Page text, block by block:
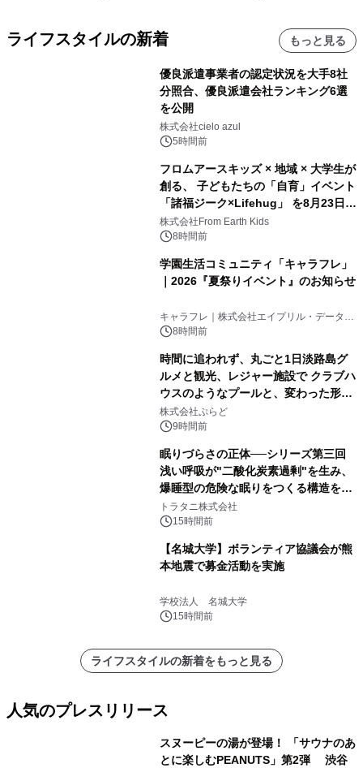
ライフスタイルの新着 もっと見る
優良派遣事業者の認定状況を大手8社
分照合、優良派遣会社ランキング6選
を公開
株式会社cielo azul
5時間前
フロムアースキッズ × 地域 × 大学生が
創る、 子どもたちの「自育」イベント
「諸福ジーク×Lifehug」 を8月23日
(日)開催
株式会社From Earth Kids
8時間前
学園生活コミュニティ「キャラフレ」
｜2026『夏祭りイベント』のお知らせ
キャラフレ｜株式会社エイプリル・データ・
デザインズ
8時間前
時間に追われず、丸ごと1日淡路島グ
ルメと観光、レジャー施設で クラブハ
ウスのようなプールと、変わった形の
サウナも 「THE BOXY AWAJI」のお
得な素泊まり連泊プランで
株式会社ぷらど
9時間前
眠りづらさの正体──シリーズ第三回
浅い呼吸が"二酸化炭素過剰"を生み、
爆睡型の危険な眠りをつくる構造を解
説
トラタニ株式会社
15時間前
【名城大学】ボランティア協議会が熊
本地震で募金活動を実施
学校法人 名城大学
15時間前
ライフスタイルの新着をもっと見る
人気のプレスリリース
スヌーピーの湯が登場！ 「サウナのあ
とに楽しむPEANUTS」第2弾 渋谷